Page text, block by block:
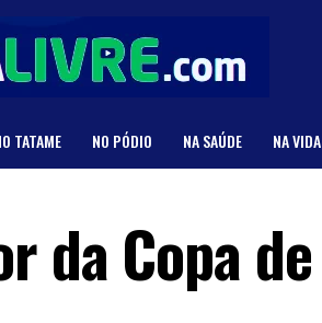
TATAME NO PÓDIO NA SAÚDE NA VIDA
da Copa de